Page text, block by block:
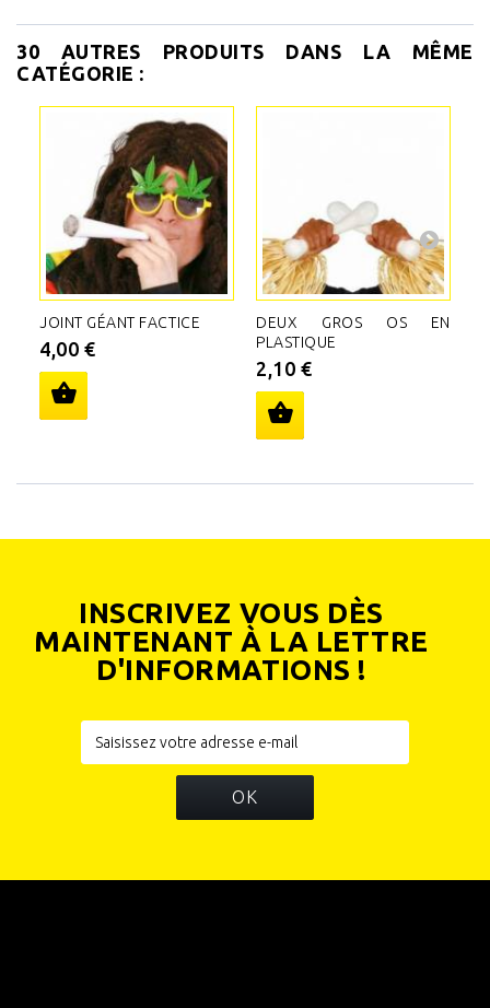
30 AUTRES PRODUITS DANS LA MÊME
CATÉGORIE :
JOINT GÉANT FACTICE
4,00 €
DEUX GROS OS EN
PLASTIQUE
2,10 €
INSCRIVEZ VOUS DÈS
MAINTENANT À LA LETTRE
D'INFORMATIONS !
OK